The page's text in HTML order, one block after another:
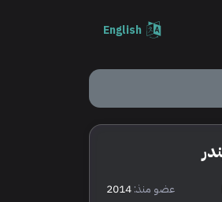
English
عضو منذ:2014